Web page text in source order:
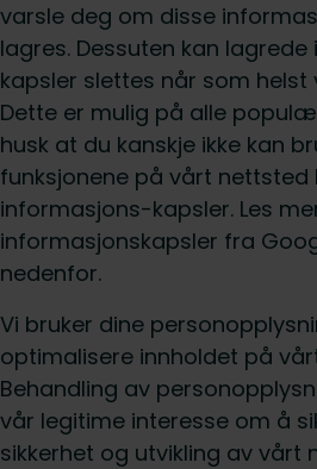
varsle deg om disse
lagres. Dessuten kan
kapsler slettes når som helst
Dette er mulig på alle
husk at du kanskje ikke kan
funksjonene på vårt nettsted
informasjons-kapsler. Les
informasjonskapsler fra
nedenfor.
Vi bruker dine
optimalisere innholdet på
Behandling av
vår legitime interesse om å
sikkerhet og utvikling av vårt